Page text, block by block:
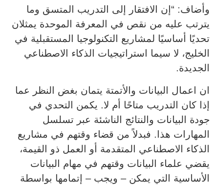
وأضاف: “إن الافتقار إلى التدريب المتسق وما
يترتب عليه من نقص في المعرفة الموحدة يمثلان
تحديًا أساسيًا لمشاريع التكنولوجيا المستقبلية في
الخليج، لا سيما استراتيجيات الذكاء الاصطناعي
الجديدة.
ان اعمال البيانات والأتمتة يتمان بغض النظر عما
إذا كان التدريب متاحًا أم لا. يكمن التحدي في
جودة البيانات والنتائج الناشئة عبر تسلسل
المهارات هذا. فبدلاً من قضاء وقتهم في مشاريع
الذكاء الاصطناعي المتقدمة أو العمل ذو القيمة،
يقضي علماء البيانات وقتهم في مهام البيانات
الأساسية التي يمكن – ويجب – إتمامها بواسطة